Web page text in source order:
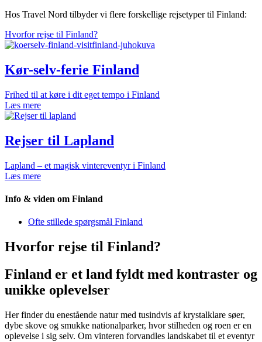
Hos Travel Nord tilbyder vi flere forskellige rejsetyper til Finland:
Hvorfor rejse til Finland?
Kør-selv-ferie Finland
Frihed til at køre i dit eget tempo i Finland
Læs mere
Rejser til Lapland
Lapland – et magisk vintereventyr i Finland
Læs mere
Info & viden om Finland
Ofte stillede spørgsmål Finland
Hvorfor rejse til Finland?
Finland er et land fyldt med kontraster og
unikke oplevelser
Her finder du enestående natur med tusindvis af krystalklare søer,
dybe skove og smukke nationalparker, hvor stilheden og roen er en
oplevelse i sig selv. Om vinteren forvandles landskabet til et eventyr